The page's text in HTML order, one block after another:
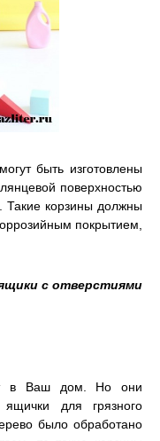
быть изготовлены
поверхностью
Такие корзины должны
покрытием,
с отверстиями
в Ваш дом. Но они
для грязного
было обработано